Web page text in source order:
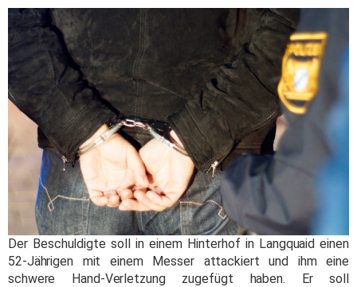
Der Beschuldigte soll in einem Hinterhof in Langquaid einen
52-Jährigen mit einem Messer attackiert und ihm eine
schwere Hand-Verletzung zugefügt haben. Er soll